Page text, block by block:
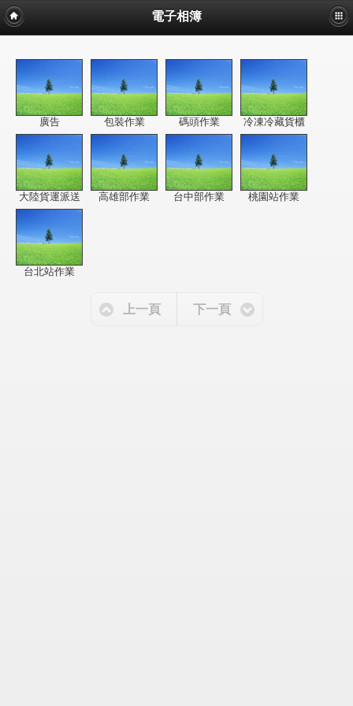
電子相簿
廣告 包裝作業 碼頭作業 冷凍冷藏貨櫃
大陸貨運派送 高雄部作業 台中部作業 桃園站作業
台北站作業
上一頁 下一頁